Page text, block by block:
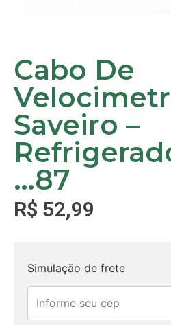
Cabo De
Saveiro –
…87
R$ 52,99
Simulação de frete